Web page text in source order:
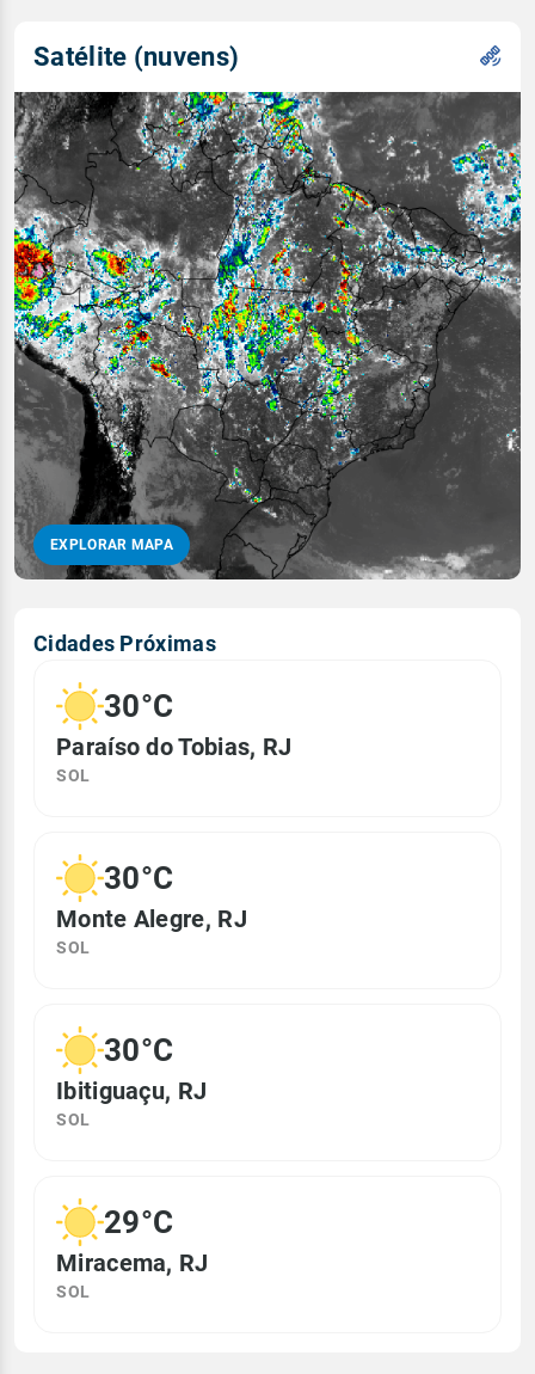
Satélite (nuvens)
EXPLORAR MAPA
Cidades Próximas
30°C
Paraíso do Tobias, RJ
SOL
30°C
Monte Alegre, RJ
SOL
30°C
Ibitiguaçu, RJ
SOL
29°C
Miracema, RJ
SOL